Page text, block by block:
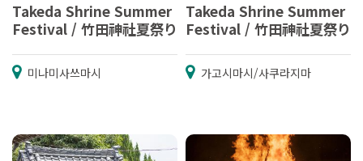
Takeda Shrine Summer
Festival / 竹田神社夏祭り
미나미사쓰마시
Takeda Shrine Summer
Festival / 竹田神社夏祭り
가고시마시/사쿠라지마